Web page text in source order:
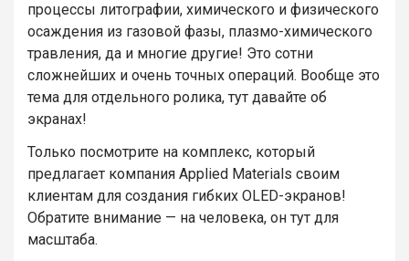
процессы литографии, химического и физического
осаждения из газовой фазы, плазмо-химического
травления, да и многие другие! Это сотни
сложнейших и очень точных операций. Вообще это
тема для отдельного ролика, тут давайте об
экранах!
Только посмотрите на комплекс, который
предлагает компания Applied Materials своим
клиентам для создания гибких OLED-экранов!
Обратите внимание — на человека, он тут для
масштаба.